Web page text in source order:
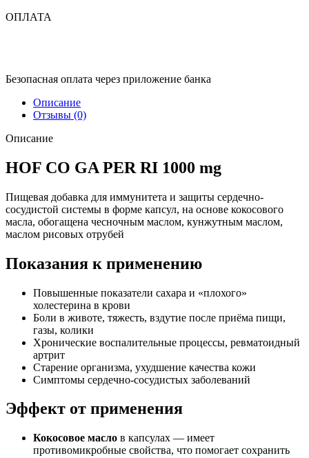
ОПЛАТА
Безопасная оплата через приложение банка
Описание
Отзывы (0)
Описание
HOF CO GA PER RI 1000 mg
Пищевая добавка для иммунитета и защиты сердечно-
сосудистой системы в форме капсул, на основе кокосового
масла, обогащена чесночным маслом, кунжутным маслом,
маслом рисовых отрубей
Показания к применению
Повышенные показатели сахара и «плохого»
холестерина в крови
Боли в животе, тяжесть, вздутие после приёма пищи,
газы, колики
Хронические воспалительные процессы, ревматоидный
артрит
Старение организма, ухудшение качества кожи
Симптомы сердечно-сосудистых заболеваний
Эффект от применения
Кокосовое масло в капсулах — имеет
противомикробные свойства, что помогает сохранить